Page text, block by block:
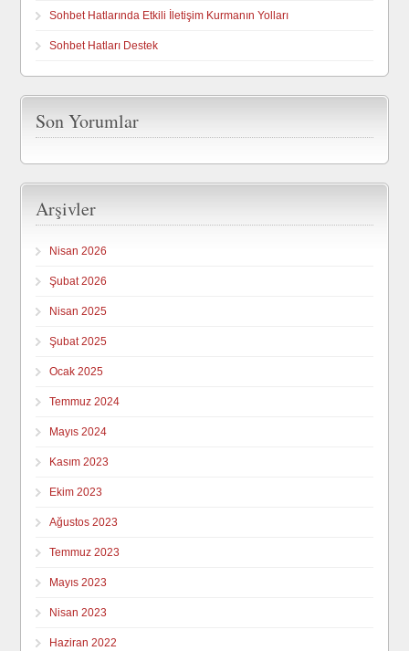
Sohbet Hatlarında Etkili İletişim Kurmanın Yolları
Sohbet Hatları Destek
Son Yorumlar
Arşivler
Nisan 2026
Şubat 2026
Nisan 2025
Şubat 2025
Ocak 2025
Temmuz 2024
Mayıs 2024
Kasım 2023
Ekim 2023
Ağustos 2023
Temmuz 2023
Mayıs 2023
Nisan 2023
Haziran 2022